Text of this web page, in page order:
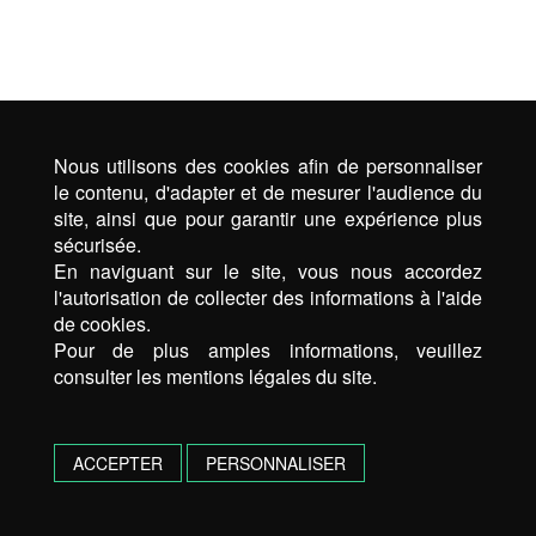
Nous utilisons des cookies afin de personnaliser
le contenu, d'adapter et de mesurer l'audience du
site, ainsi que pour garantir une expérience plus
sécurisée.
En naviguant sur le site, vous nous accordez
l'autorisation de collecter des informations à l'aide
de cookies.
Pour de plus amples informations, veuillez
consulter les mentions légales du site.
ACCEPTER PERSONNALISER